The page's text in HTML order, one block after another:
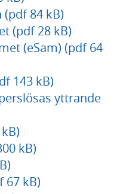
84 kB)
(pdf 28 kB)
(eSam) (pdf 64
143 kB)
yttrande
kB)
67 kB)